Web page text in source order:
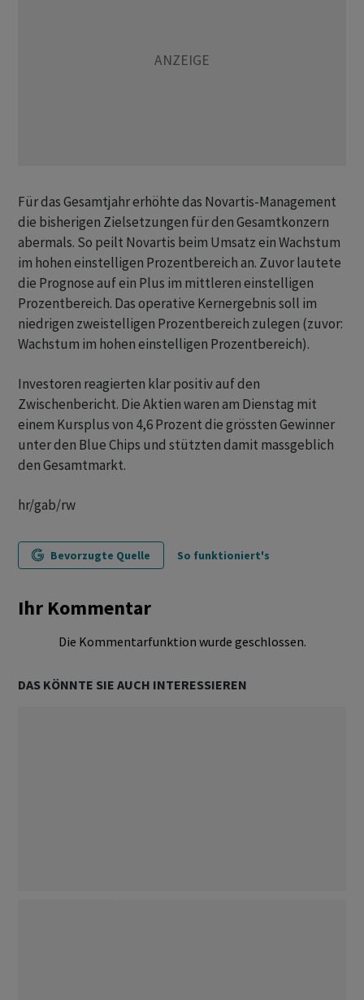
Für das Gesamtjahr erhöhte das Novartis-Management
die bisherigen Zielsetzungen für den Gesamtkonzern
abermals. So peilt Novartis beim Umsatz ein Wachstum
im hohen einstelligen Prozentbereich an. Zuvor lautete
die Prognose auf ein Plus im mittleren einstelligen
Prozentbereich. Das operative Kernergebnis soll im
niedrigen zweistelligen Prozentbereich zulegen (zuvor:
Wachstum im hohen einstelligen Prozentbereich).
Investoren reagierten klar positiv auf den
Zwischenbericht. Die Aktien waren am Dienstag mit
einem Kursplus von 4,6 Prozent die grössten Gewinner
unter den Blue Chips und stützten damit massgeblich
den Gesamtmarkt.
hr/gab/rw
Bevorzugte Quelle So funktioniert's
Ihr Kommentar
Die Kommentarfunktion wurde geschlossen.
DAS KÖNNTE SIE AUCH INTERESSIEREN